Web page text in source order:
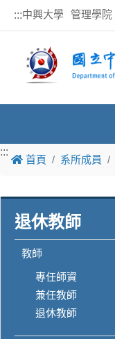
:::中興大學 管理學院
:::
首頁 系所成員
退休教師
教師
專任師資
兼任教師
退休教師